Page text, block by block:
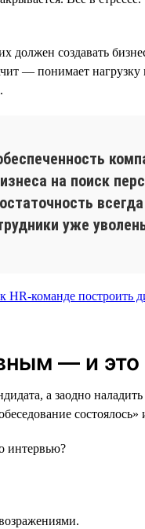
создавать
— понимает
на поиск
уже
— и
а заодно
интервью?